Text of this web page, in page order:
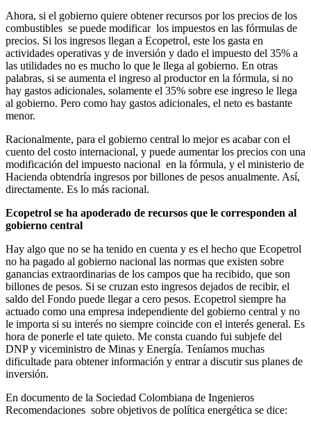
Ahora, si el gobierno quiere obtener recursos por los precios de los
combustibles se puede modificar los impuestos en las fórmulas de
precios. Si los ingresos llegan a Ecopetrol, este los gasta en
actividades operativas y de inversión y dado el impuesto del 35% a
las utilidades no es mucho lo que le llega al gobierno. En otras
palabras, si se aumenta el ingreso al productor en la fórmula, si no
hay gastos adicionales, solamente el 35% sobre ese ingreso le llega
al gobierno. Pero como hay gastos adicionales, el neto es bastante
menor.
Racionalmente, para el gobierno central lo mejor es acabar con el
cuento del costo internacional, y puede aumentar los precios con una
modificación del impuesto nacional en la fórmula, y el ministerio de
Hacienda obtendría ingresos por billones de pesos anualmente. Así,
directamente. Es lo más racional.
Ecopetrol se ha apoderado de recursos que le corresponden al
gobierno central
Hay algo que no se ha tenido en cuenta y es el hecho que Ecopetrol
no ha pagado al gobierno nacional las normas que existen sobre
ganancias extraordinarias de los campos que ha recibido, que son
billones de pesos. Si se cruzan esto ingresos dejados de recibir, el
saldo del Fondo puede llegar a cero pesos. Ecopetrol siempre ha
actuado como una empresa independiente del gobierno central y no
le importa si su interés no siempre coincide con el interés general. Es
hora de ponerle el tate quieto. Me consta cuando fui subjefe del
DNP y viceministro de Minas y Energía. Teníamos muchas
dificultade para obtener información y entrar a discutir sus planes de
inversión.
En documento de la Sociedad Colombiana de Ingenieros
Recomendaciones sobre objetivos de política energética se dice: